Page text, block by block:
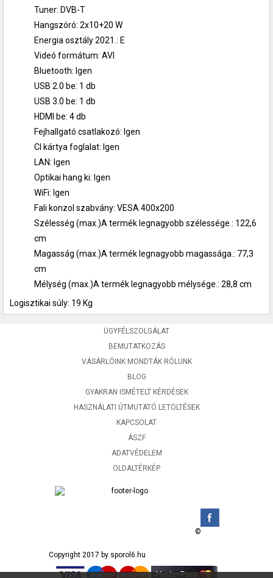
Tuner: DVB-T
Hangszóró: 2x10+20 W
Energia osztály 2021.: E
Videó formátum: AVI
Bluetooth: Igen
USB 2.0 be: 1 db
USB 3.0 be: 1 db
HDMI be: 4 db
Fejhallgató csatlakozó: Igen
CI kártya foglalat: Igen
LAN: Igen
Optikai hang ki: Igen
WiFi: Igen
Fali konzol szabvány: VESA 400x200
Szélesség (max.)A termék legnagyobb szélessége.: 122,6
cm
Magasság (max.)A termék legnagyobb magassága.: 77,3
cm
Mélység (max.)A termék legnagyobb mélysége.: 28,8 cm
Logisztikai súly: 19 Kg
ÜGYFÉLSZOLGÁLAT
BEMUTATKOZÁS
VÁSÁRLÓINK MONDTÁK RÓLUNK
BLOG
GYAKRAN ISMÉTELT KÉRDÉSEK
HASZNÁLATI ÚTMUTATÓ LETÖLTÉSEK
KAPCSOLAT
ÁSZF
ADATVÉDELEM
OLDALTÉRKÉP
©
Copyright 2017 by sporol6.hu